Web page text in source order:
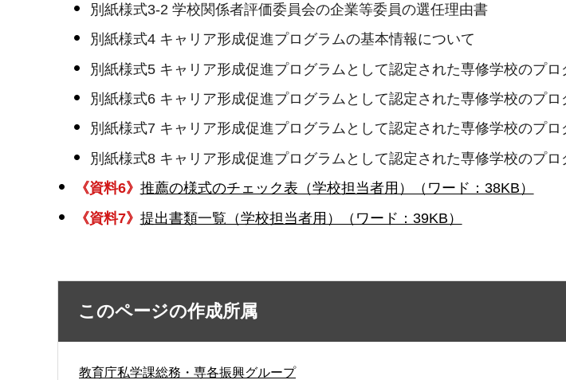
別紙様式3-2 学校関係者評価委員会の企業等委員の選任理由書
別紙様式4 キャリア形成促進プログラムの基本情報について
別紙様式5 キャリア形成促進プログラムとして認定された専修学校のプ
別紙様式6 キャリア形成促進プログラムとして認定された専修学校のプ
別紙様式7 キャリア形成促進プログラムとして認定された専修学校のプ
別紙様式8 キャリア形成促進プログラムとして認定された専修学校のプ
《資料6》 推薦の様式のチェック表（学校担当者用）（ワード：38KB）
《資料7》 提出書類一覧（学校担当者用）（ワード：39KB）
このページの作成所属
教育庁私学課総務・専各振興グループ